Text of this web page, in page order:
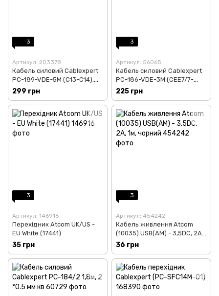
3
Артикул: 203378
Кабель силовий Cablexpert
PC-189-VDE-5M (С13-С14),
VDE, чорний, 5м
299 грн
3
Артикул: 56065
Кабель силовий Cablexpert
PC-186-VDE-3M (CEE7/7-
C13), перетин 3*1мм кв, 3м
225 грн
3
Артикул: 146916
Перехідник Atcom UK/US -
EU White (17441)
35 грн
3
Артикул: 454242
Кабель живлення Atcom
(10035) USB(AM) - 3,5DC, 2A,
1м, чорний
36 грн